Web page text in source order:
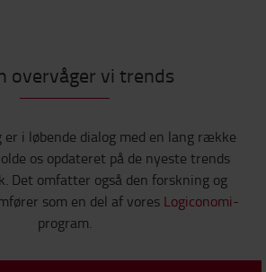
overvåger vi trends
er i løbende dialog med en lang række
os opdateret på de nyeste trends
Det omfatter også den forskning og
som en del af vores Logiconomi-
program.